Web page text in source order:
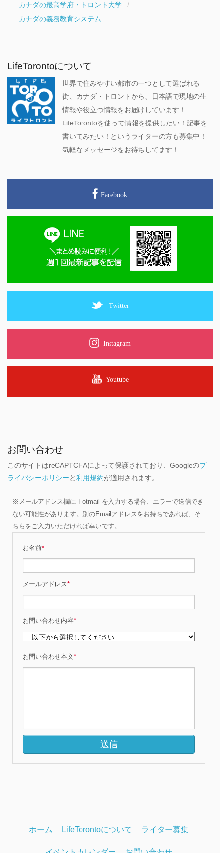
カナダの最高学府・トロント大学
カナダの義務教育システム
LifeTorontoについて
世界で住みやすい都市の一つとして選ばれる
街、カナダ・トロントから、日本語で現地の生
情報や役立つ情報をお届けしています！
LifeTorontoを使って情報を提供したい！記事を
書いてみたい！というライターの方も募集中！
気軽なメッセージをお待ちしてます！
Facebook
Twitter
Instagram
Youtube
お問い合わせ
このサイトはreCAPTCHAによって保護されており、Googleのプ
ライバシーポリシーと利用規約が適用されます。
※メールアドレス欄に Hotmail を入力する場合、エラーで送信でき
ない可能性があります。別のEmailアドレスをお持ちであれば、そ
ちらをご入力いただければ幸いです。
お名前*
メールアドレス*
お問い合わせ内容*
お問い合わせ本文*
ホーム LifeTorontoについて ライター募集